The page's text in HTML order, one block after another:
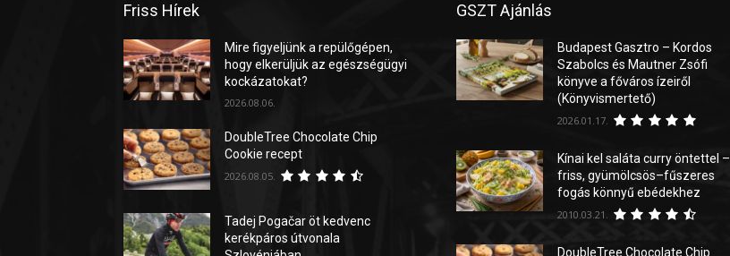
Friss Hírek
Mire figyeljünk a repülőgépen,
hogy elkerüljük az egészségügyi
kockázatokat?
2026.08.06.
DoubleTree Chocolate Chip
Cookie recept
2026.08.05.
Tadej Pogačar öt kedvenc
kerékpáros útvonala
GSZT Ajánlás
Budapest Gasztro – Kordos
Szabolcs és Mautner Zsófi
könyve a főváros ízeiről
(Könyvismertető)
2026.01.17.
Kínai kel saláta curry öntettel –
friss, gyümölcsös–fűszeres
fogás könnyű ebédekhez
2010.03.21.
DoubleTree Chocolate Chip